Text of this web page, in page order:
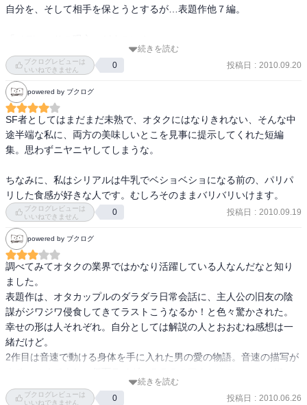
自分を、そして相手を保とうとするが…表題作他７編。
高度に発達した言語文明は言語を通じて海を見、旅をし、
そして言語で相手を発狂させることが出来る。
実際に言語ってどこまでのことが可能なんだろう。
経験してないことでも想像力によってイメージすることはできる。
それが精神構造にまで強い衝動を起こせるのか否か。
「闇からの衝動」は恩田陸っぽいゴシック感がある。
続きを読む
ブクログレビューは
いいねできません
0 投稿日 : 2010.09.20
powered by ブクログ
SF者としてはまだまだ未熟で、オタクにはなりきれない、そんな中
途半端な私に、両方の美味しいとこを見事に提示してくれた短編
集。思わずニヤニヤしてしまうな。
ちなみに、私はシリアルは牛乳でベショベショになる前の、パリパ
リした食感が好きな人です。むしろそのままバリバリいけます。
ブクログレビューは
いいねできません
0 投稿日 : 2010.09.19
powered by ブクログ
調べてみてオタクの業界ではかなり活躍している人なんだなと知り
ました。
表題作は、オタカップルのダラダラ日常会話に、主人公の旧友の陰
謀がジワジワ侵食してきてラストこうなるか！と色々驚かされた。
幸せの形は人それぞれ。自分としては解説の人とおおむね感想は一
緒だけど。
2作目は音速で動ける身体を手に入れた男の愛の物語。音速の描写が
イメージ。
3作目は生きた宇宙船と地球人と爬虫類っぽい異星人のお話。スター
続きを読む
ブクログレビューは
いいねできません
0 投稿日 : 2010.06.26